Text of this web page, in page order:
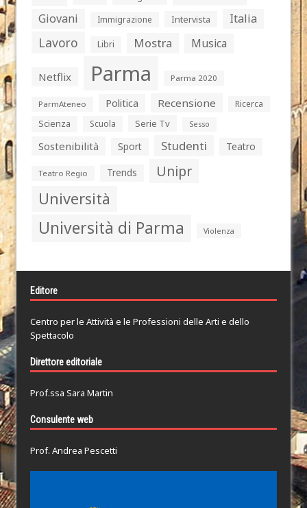
Giovani Immigrazione Intervista Italia
Lavoro Libri Mostra Musica
Netflix Parma Parma 2020
ParmAteneo Politica Recensione
Ricerca
Scienza
Scuola Serie Tv Sesso
Sostenibilità Sport Studenti Teatro
Teatro Regio Trends Unipr
Università
Università di Parma Violenza
Editore
Centro per le Attività e le Professioni delle Arti e dello
Spettacolo
Direttore editoriale
Prof.ssa Sara Martin
Consulente web
Prof. Andrea Pescetti